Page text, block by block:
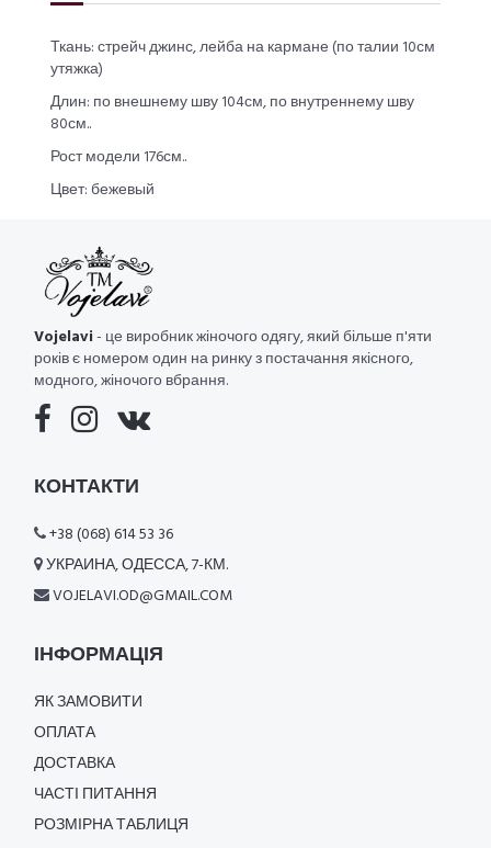
Ткань: стрейч джинс, лейба на кармане (по талии 10см
утяжка)
Длин: по внешнему шву 104см, по внутреннему шву
80см..
Рост модели 176см..
Цвет: бежевый
Vojelavi- це виробник жіночого одягу, який більше п'яти
років є номером один на ринку з постачання якісного,
модного, жіночого вбрання.
КОНТАКТИ
+38 (068) 614 53 36
УКРАИНА, ОДЕССА, 7-КМ.
VOJELAVI.OD@GMAIL.COM
ІНФОРМАЦІЯ
ЯК ЗАМОВИТИ
ОПЛАТА
ДОСТАВКА
ЧАСТІ ПИТАННЯ
РОЗМІРНА ТАБЛИЦЯ